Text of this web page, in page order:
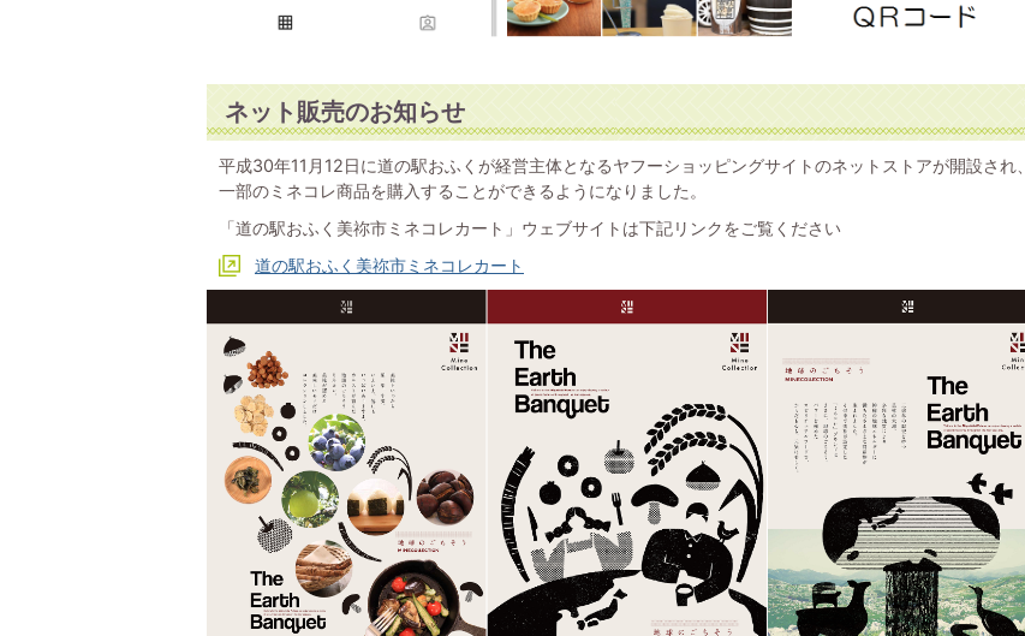
ネット販売のお知らせ
平成30年11月12日に道の駅おふくが経営主体となるヤフーショッピングサイトのネットストアが開設され、
一部のミネコレ商品を購入することができるようになりました。
「道の駅おふく美祢市ミネコレカート」ウェブサイトは下記リンクをご覧ください
道の駅おふく美祢市ミネコレカート